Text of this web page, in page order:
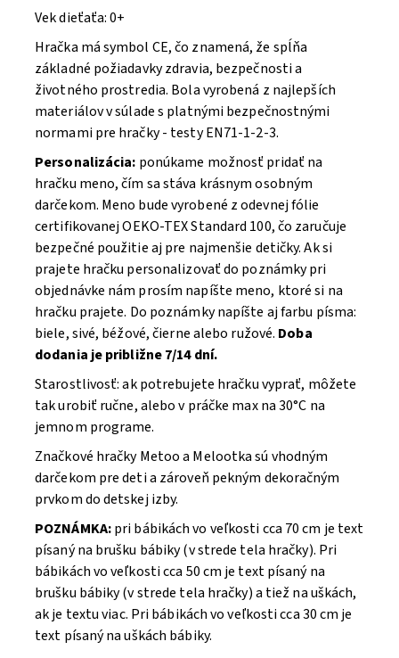
Vek dieťaťa: 0+
Hračka má symbol CE, čo znamená, že spĺňa
základné požiadavky zdravia, bezpečnosti a
životného prostredia. Bola vyrobená z najlepších
materiálov v súlade s platnými bezpečnostnými
normami pre hračky - testy EN71-1-2-3.
Personalizácia: ponúkame možnosť pridať na
hračku meno, čím sa stáva krásnym osobným
darčekom. Meno bude vyrobené z odevnej fólie
certifikovanej OEKO-TEX Standard 100, čo zaručuje
bezpečné použitie aj pre najmenšie detičky. Ak si
prajete hračku personalizovať do poznámky pri
objednávke nám prosím napíšte meno, ktoré si na
hračku prajete. Do poznámky napíšte aj farbu písma:
biele, sivé, béžové, čierne alebo ružové. Doba
dodania je približne 7/14 dní.
Starostlivosť: ak potrebujete hračku vyprať, môžete
tak urobiť ručne, alebo v práčke max na 30°C na
jemnom programe.
Značkové hračky Metoo a Melootka sú vhodným
darčekom pre deti a zároveň pekným dekoračným
prvkom do detskej izby.
POZNÁMKA:pri bábikách vo veľkosti cca 70 cm je text
písaný na brušku bábiky (v strede tela hračky). Pri
bábikách vo veľkosti cca 50 cm je text písaný na
brušku bábiky (v strede tela hračky) a tiež na uškách,
ak je textu viac. Pri bábikách vo veľkosti cca 30 cm je
text písaný na uškách bábiky.